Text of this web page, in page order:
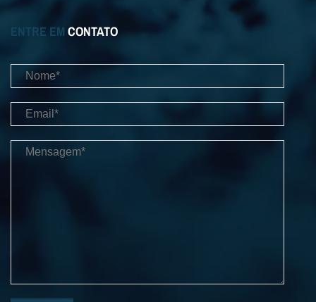
ENTRE EM CONTATO